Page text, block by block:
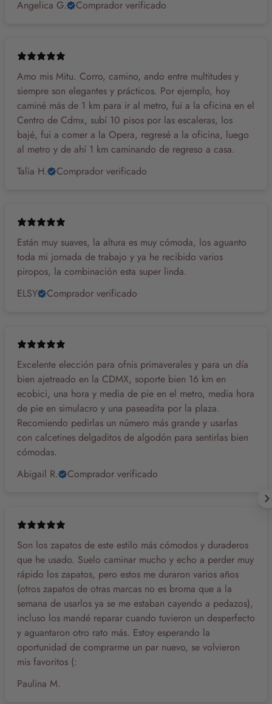
Angelica G.
Comprador verificado
Amo mis Mitu. Corro, camino, ando entre multitudes y
siempre son elegantes y prácticos. Por ejemplo, hoy
caminé más de 1 km para ir al metro, fui a la oficina en el
Centro de Cdmx, subí 10 pisos por las escaleras, los
bajé, fui a comer a la Opera, regresé a la oficina, luego
al metro y de ahí 1 km caminando de regreso a casa.
Talia H.
Comprador verificado
Están muy suaves, la altura es muy cómoda, los aguanto
toda mi jornada de trabajo y ya he recibido varios
piropos, la combinación esta super linda.
ELSY
Comprador verificado
Excelente elección para ofnis primaverales y para un día
bien ajetreado en la CDMX, soporte bien 16 km en
ecobici, una hora y media de pie en el metro, media hora
de pie en simulacro y una paseadita por la plaza.
Recomiendo pedirlas un número más grande y usarlas
con calcetines delgaditos de algodón para sentirlas bien
cómodas.
Abigail R.
Comprador verificado
Son los zapatos de este estilo más cómodos y duraderos
que he usado. Suelo caminar mucho y echo a perder muy
rápido los zapatos, pero estos me duraron varios años
(otros zapatos de otras marcas no es broma que a la
semana de usarlos ya se me estaban cayendo a pedazos),
incluso los mandé reparar cuando tuvieron un desperfecto
y aguantaron otro rato más. Estoy esperando la
oportunidad de comprarme un par nuevo, se volvieron
mis favoritos (:
Paulina M.